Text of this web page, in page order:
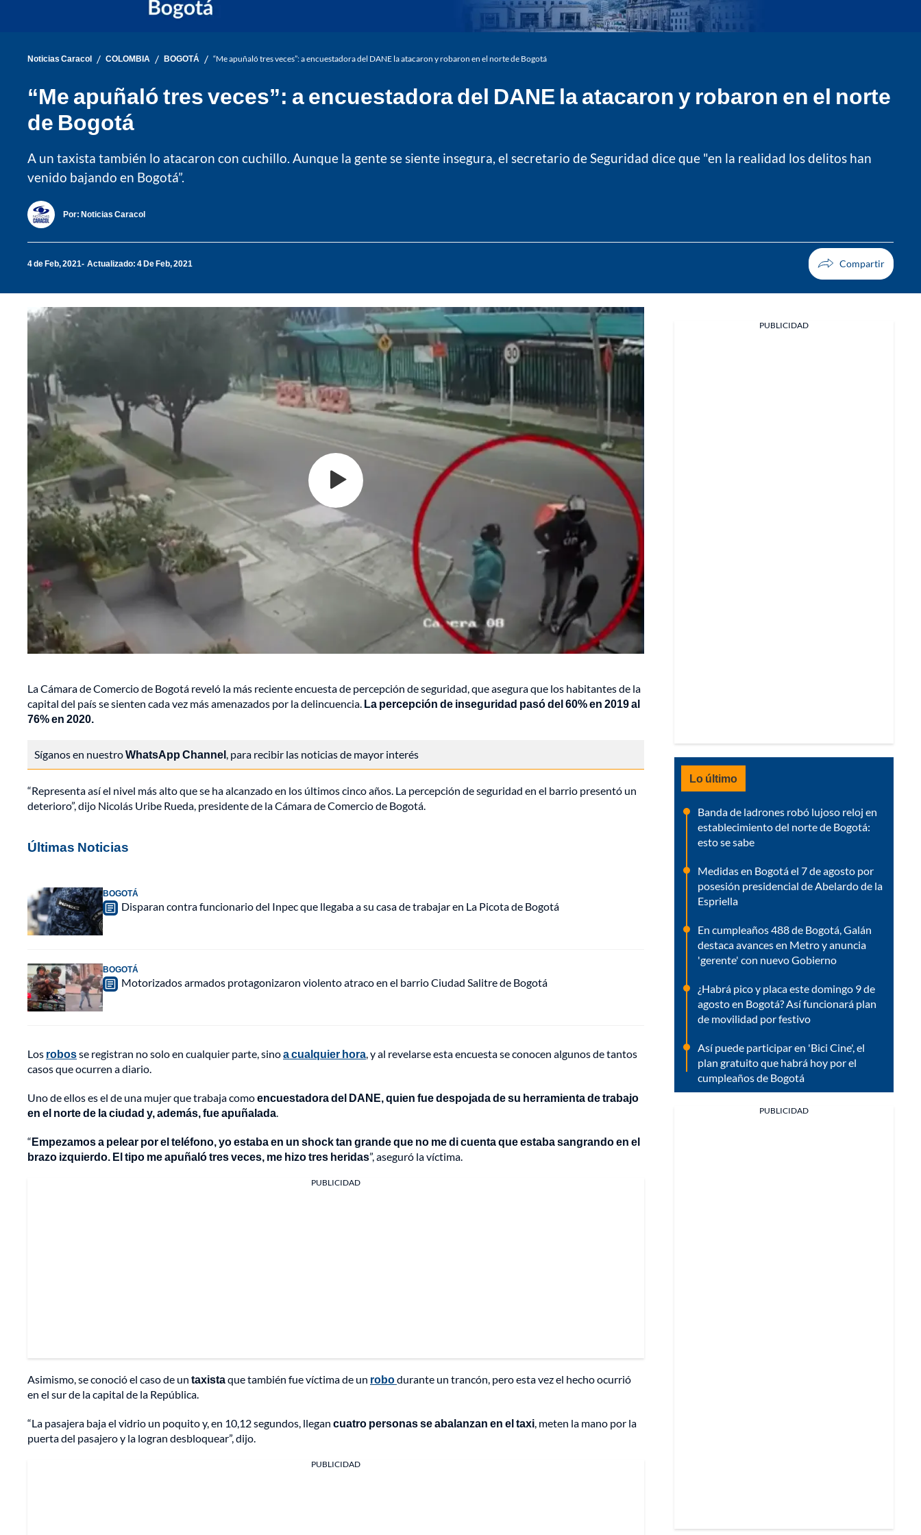
Noticias Caracol / COLOMBIA / BOGOTÁ / “Me apuñaló tres veces”: a encuestadora del DANE la atacaron y robaron en el norte de Bogotá
“Me apuñaló tres veces”: a encuestadora del DANE la atacaron y robaron en el norte
de Bogotá
A un taxista también lo atacaron con cuchillo. Aunque la gente se siente insegura, el secretario de Seguridad dice que "en la realidad los delitos han
venido bajando en Bogotá”.
Por: Noticias Caracol
4 de Feb, 2021 Actualizado: 4 De Feb, 2021
La Cámara de Comercio de Bogotá reveló la más reciente encuesta de percepción de seguridad, que asegura que los habitantes de la
capital del país se sienten cada vez más amenazados por la delincuencia. La percepción de inseguridad pasó del 60% en 2019 al
76% en 2020.
Síganos en nuestroWhatsApp Channel, para recibir las noticias de mayor interés
“Representa así el nivel más alto que se ha alcanzado en los últimos cinco años. La percepción de seguridad en el barrio presentó un
deterioro”, dijo Nicolás Uribe Rueda, presidente de la Cámara de Comercio de Bogotá.
Últimas Noticias
BOGOTÁ
Disparan contra funcionario del Inpec que llegaba a su casa de trabajar en La Picota de Bogotá
BOGOTÁ
Motorizados armados protagonizaron violento atraco en el barrio Ciudad Salitre de Bogotá
Los robosse registran no solo en cualquier parte, sinoa cualquier hora, y al revelarse esta encuesta se conocen algunos de tantos
casos que ocurren a diario.
Uno de ellos es el de una mujer que trabaja comoencuestadora del DANE, quien fue despojada de su herramienta de trabajo
en el norte de la ciudad y, además, fue apuñalada.
“Empezamos a pelear por el teléfono, yo estaba en un shock tan grande que no me di cuenta que estaba sangrando en el
brazo izquierdo. El tipo me apuñaló tres veces, me hizo tres heridas”, aseguró la víctima.
PUBLICIDAD
Asimismo, se conoció el caso de un taxistaque también fue víctima de un robodurante un trancón, pero esta vez el hecho ocurrió
en el sur de la capital de la República.
“La pasajera baja el vidrio un poquito y, en 10,12 segundos, llegan cuatro personas se abalanzan en el taxi, meten la mano por la
puerta del pasajero y la logran desbloquear”, dijo.
PUBLICIDAD
PUBLICIDAD
Lo último
Banda de ladrones robó lujoso reloj en
establecimiento del norte de Bogotá:
esto se sabe
Medidas en Bogotá el 7 de agosto por
posesión presidencial de Abelardo de la
Espriella
En cumpleaños 488 de Bogotá, Galán
destaca avances en Metro y anuncia
'gerente' con nuevo Gobierno
¿Habrá pico y placa este domingo 9 de
agosto en Bogotá? Así funcionará plan
de movilidad por festivo
Así puede participar en 'Bici Cine', el
plan gratuito que habrá hoy por el
cumpleaños de Bogotá
PUBLICIDAD